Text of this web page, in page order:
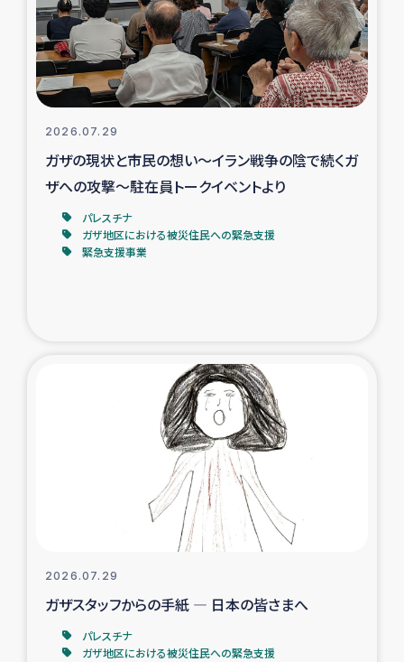
インターン・ボランティア日誌
経済自立支援事業
ガザ空爆被災者への食料支援と農家生産支援
ガザ地区における羊の畜産支援
ガザ地区酪農を通した女性グループの生計支援
ふりかけ普及と食生活改善による栄養改善事業
フェアトレード事業
緊急支援事業
女性の生計向上を通じた子どもの栄養改善事業
民際教育
食べる
2026.07.29
ガザの現状と市民の想い～イラン戦争の陰で続くガ
ザへの攻撃～駐在員トークイベントより
パレスチナ
ガザ地区における被災住民への緊急支援
緊急支援事業
2026.07.29
ガザスタッフからの手紙 ― 日本の皆さまへ
パレスチナ
ガザ地区における被災住民への緊急支援